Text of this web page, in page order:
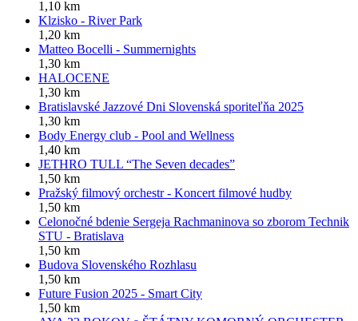
1,10 km
Klzisko - River Park
1,20 km
Matteo Bocelli - Summernights
1,30 km
HALOCENE
1,30 km
Bratislavské Jazzové Dni Slovenská sporiteľňa 2025
1,30 km
Body Energy club - Pool and Wellness
1,40 km
JETHRO TULL “The Seven decades”
1,50 km
Pražský filmový orchestr - Koncert filmové hudby
1,50 km
Celonočné bdenie Sergeja Rachmaninova so zborom Technik
STU - Bratislava
1,50 km
Budova Slovenského Rozhlasu
1,50 km
Future Fusion 2025 - Smart City
1,50 km